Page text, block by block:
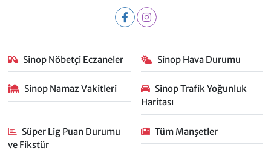
Sinop Nöbetçi Eczaneler Sinop Hava Durumu
Sinop Namaz Vakitleri
Sinop Trafik Yoğunluk
Haritası
Süper Lig Puan Durumu
ve Fikstür
Tüm Manşetler